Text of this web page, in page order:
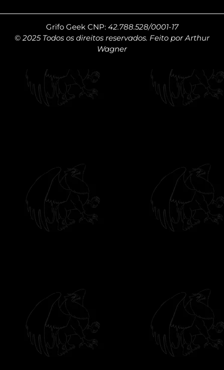
Grifo Geek CNP: 42.788.528/0001-17
© 2025 Todos os direitos reservados. Feito por Arthur
Wagner